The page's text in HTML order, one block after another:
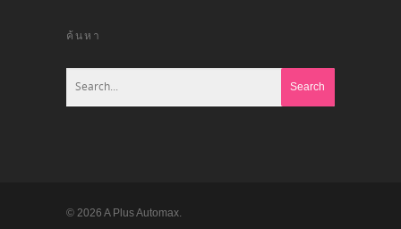
ค้นหา
© 2026 A Plus Automax.